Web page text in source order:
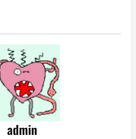
admin